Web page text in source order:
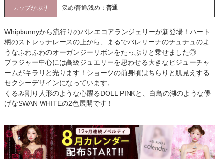
カップかぶり 深め/普通/浅め： 普通
Whipbunnyから流行りのバレエコアランジェリーが新登場！ハート
柄のストレッチレースの上から、まるでバレリーナのチュチュのよ
うなふわふわのオーガンジーリボンをたっぷりと乗せました◎
ブラジャー中心には高級ジュエリーを思わせる大きなビジューチャ
ームがキラリと光ります！ショーツの前身頃はちらりと肌見えする
セクシーデザインになっています。
くるみ割り人形のような心躍るDOLL PINKと、白鳥の湖のような儚
げなSWAN WHITEの2色展開です！